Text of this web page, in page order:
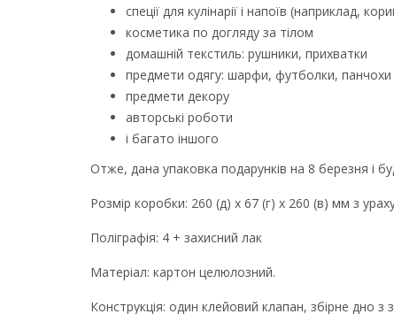
спеції для кулінарії і напоїв (наприклад,
косметика по догляду за тілом
домашній текстиль: рушники, прихватки
предмети одягу: шарфи, футболки, панчохи
предмети декору
авторські роботи
і багато іншого
Отже, дана упаковка подарунків на 8 березня і
Розмір коробки: 260 (д) х 67 (г) х 260 (в) мм з
Поліграфія: 4 + захисний лак
Матеріал: картон целюлозний.
Конструкція: один клейовий клапан, збірне дно